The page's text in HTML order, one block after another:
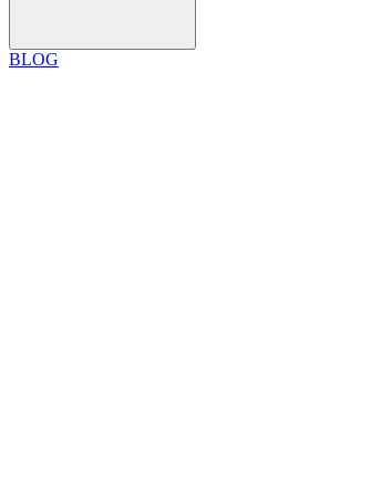
BLOG